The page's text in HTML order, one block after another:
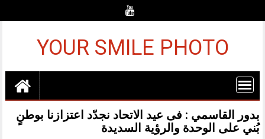
YOUR SMILE PHOTO
بدور القاسمي : فى عيد الاتحاد نجدّد اعتزازنا بوطنٍ
بُني على الوحدة والرؤية السديدة